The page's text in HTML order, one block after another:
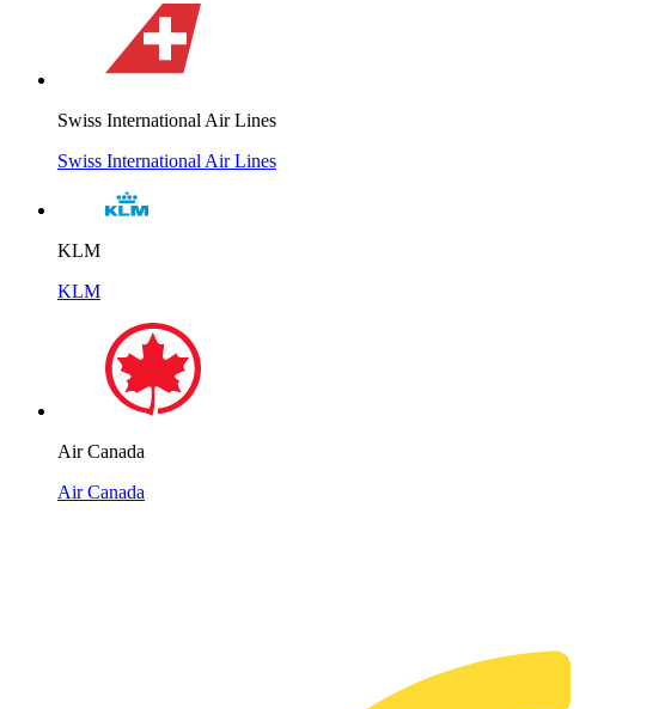
Swiss International Air Lines
Swiss International Air Lines
KLM
KLM
Air Canada
Air Canada